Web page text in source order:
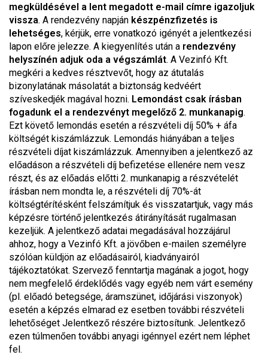
megküldésével a lent megadott e-mail címre igazoljuk
vissza. A rendezvény napján készpénzfizetés is
lehetséges, kérjük, erre vonatkozó igényét a jelentkezési
lapon előre jelezze. A kiegyenlítés után a rendezvény
helyszínén adjuk oda a végszámlát. A Vezinfó Kft.
megkéri a kedves résztvevőt, hogy az átutalás
bizonylatának másolatát a biztonság kedvéért
szíveskedjék magával hozni. Lemondást csak írásban
fogadunk el a rendezvényt megelőző 2. munkanapig.
Ezt követő lemondás esetén a részvételi díj 50% + áfa
költségét kiszámlázzuk. Lemondás hiányában a teljes
részvételi díjat kiszámlázzuk. Amennyiben a jelentkező az
előadáson a részvételi díj befizetése ellenére nem vesz
részt, és az előadás előtti 2. munkanapig a részvételét
írásban nem mondta le, a részvételi díj 70%-át
költségtérítésként felszámítjuk és visszatartjuk, vagy más
képzésre történő jelentkezés átirányítását rugalmasan
kezeljük. A jelentkező adatai megadásával hozzájárul
ahhoz, hogy a Vezinfó Kft. a jövőben e-mailen személyre
szólóan küldjön az előadásairól, kiadványairól
tájékoztatókat. Szervező fenntartja magának a jogot, hogy
nem megfelelő érdeklődés vagy egyéb nem várt esemény
(pl. előadó betegsége, áramszünet, időjárási viszonyok)
esetén a képzés elmarad ez esetben további részvételi
lehetőséget Jelentkező részére biztosítunk. Jelentkező
ezen túlmenően további anyagi igénnyel ezért nem léphet
fel.